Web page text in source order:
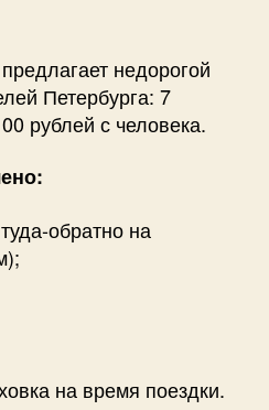
недорогой
Петербурга: 7
рублей с человека.
обратно на
на время поездки.